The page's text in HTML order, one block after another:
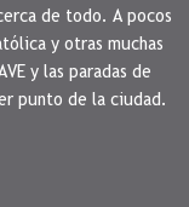
de todo. A pocos
y otras muchas
y las paradas de
punto de la ciudad.